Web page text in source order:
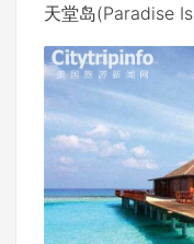
天堂岛(Paradise